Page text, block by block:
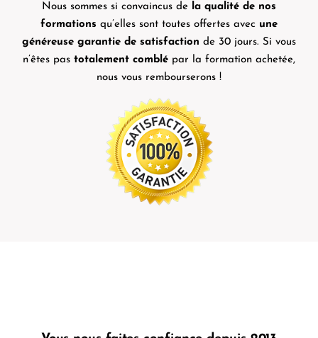
Nous sommes si convaincus de
la qualité de nos
formations qu’elles sont toutes offertes avec une
généreuse garantie de satisfaction de 30 jours. Si vous
n’êtes pas totalement comblé par la formation achetée,
nous vous rembourserons !